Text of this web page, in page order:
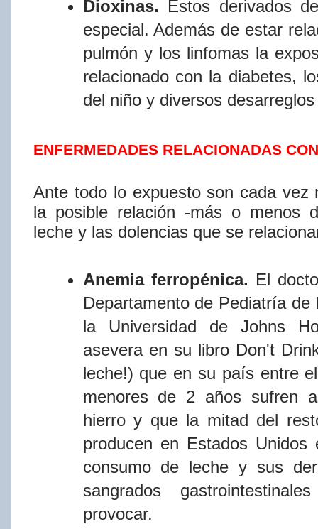
Dioxinas. Estos derivados
especial. Además de estar
pulmón y los linfomas la
relacionado con la diabetes,
del niño y diversos
ENFERMEDADES RELACIONADAS
Ante todo lo expuesto son cada vez
la posible relación -más o menos
leche y las dolencias que se
Anemia ferropénica. El
Departamento de Pediatrí​a de
la
Universidad de Johns
asevera en su libro Don't
leche!) que en su paí​s entre
menores de 2 años sufren
hierro y que la mitad del
producen en Estados Unidos
consumo de leche y sus
sangrados
provocar.